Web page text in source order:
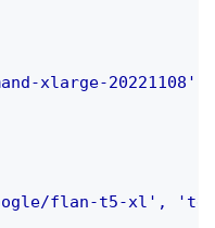
xlarge-
flan-t5-xl',